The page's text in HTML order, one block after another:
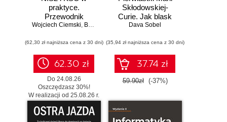
praktyce.
Przewodnik
wdrożeniowy dla
Wojciech Ciemski, Bartłomiej Wieczorek
(62,30 zł najniższa cena z 30 dni)
62.30 zł
Do 24.08.26
Oszczędzasz 30%!
W realizacji od 25.08.26 r.
Skłodowskiej-
Curie. Jak blask
radu oświetlił drogę
świecie nauki
Dava Sobel
(35,94 zł najniższa cena z 30 dni)
37.74 zł
59.90zł (-37%)